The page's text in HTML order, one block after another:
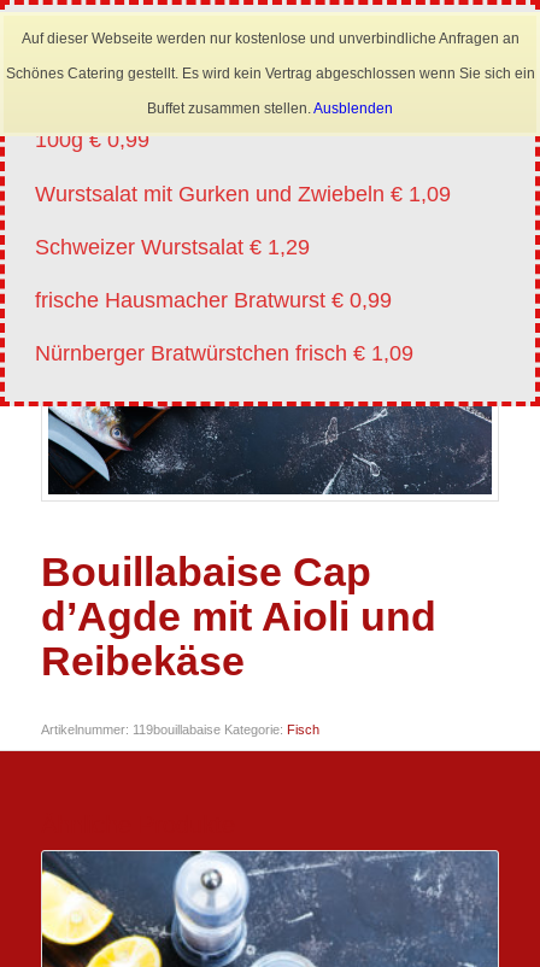
Auf dieser Webseite werden nur kostenlose und unverbindliche Anfragen an
Schönes Catering gestellt. Es wird kein Vertrag abgeschlossen wenn Sie sich ein
Buffet zusammen stellen.Ausblenden
Bouillabaise Cap
d’Agde mit Aioli und
Reibekäse
Artikelnummer: 119bouillabaise Kategorie: Fisch
Lyoner für Wurstsalat in Scheiben oder Streifen
100g € 0,99
Wurstsalat mit Gurken und Zwiebeln € 1,09
Schweizer Wurstsalat € 1,29
frische Hausmacher Bratwurst € 0,99
Nürnberger Bratwürstchen frisch € 1,09
×